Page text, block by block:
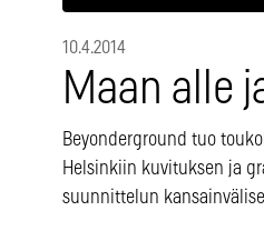
10.4.2014
Maan alle
Beyonderground tuo
Helsinkiin kuvituksen ja
suunnittelun